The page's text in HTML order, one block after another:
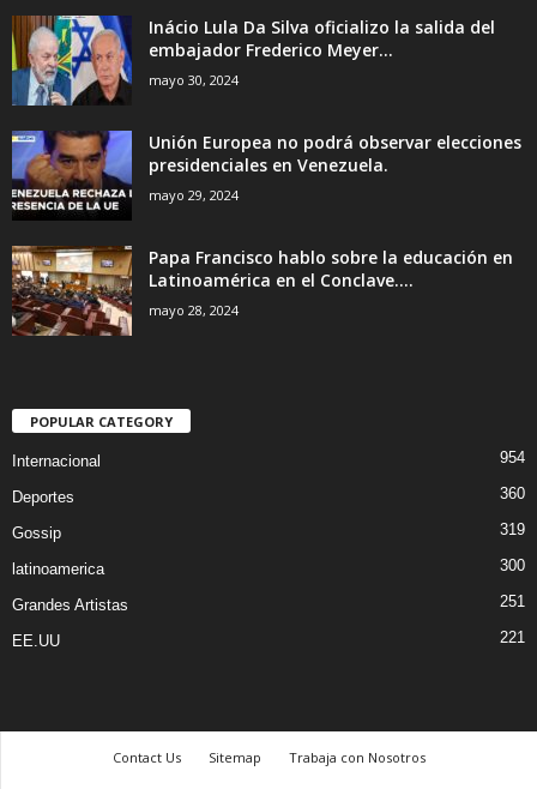
Inácio Lula Da Silva oficializo la salida del
embajador Frederico Meyer...
mayo 30, 2024
Unión Europea no podrá observar elecciones
presidenciales en Venezuela.
mayo 29, 2024
Papa Francisco hablo sobre la educación en
Latinoamérica en el Conclave....
mayo 28, 2024
POPULAR CATEGORY
Internacional 954
Deportes 360
Gossip 319
latinoamerica 300
Grandes Artistas 251
EE.UU 221
Contact Us Sitemap
Trabaja con Nosotros